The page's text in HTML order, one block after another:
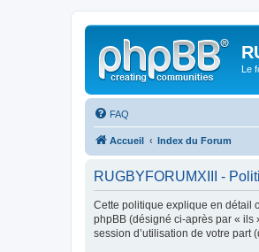
Le
FAQ
Accueil Index du Forum
RUGBYFORUMXIII -
Cette politique explique en détail
phpBB (désigné ci-après par « ils
session d’utilisation de votre part